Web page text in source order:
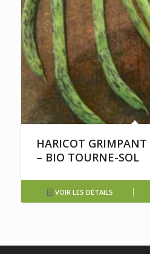
HARICOT
– BIO TOURNE-SOL
VOIR LES DÉTAILS